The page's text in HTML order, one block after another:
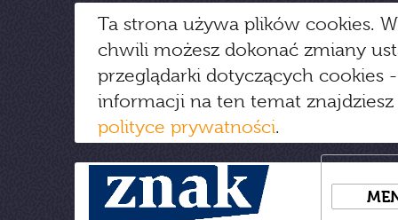
Ta strona używa plików cookies.
chwili możesz dokonać zmiany
przeglądarki dotyczących cookies
informacji na ten temat
polityce prywatności.